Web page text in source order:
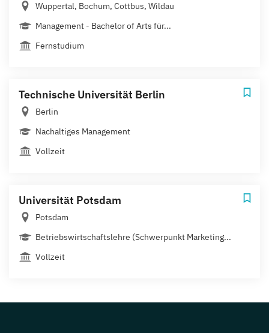
Wuppertal, Bochum, Cottbus, Wildau
Management - Bachelor of Arts für...
Fernstudium
Technische Universität Berlin
Berlin
Nachaltiges Management
Vollzeit
Universität Potsdam
Potsdam
Betriebswirtschaftslehre (Schwerpunkt Marketing...
Vollzeit